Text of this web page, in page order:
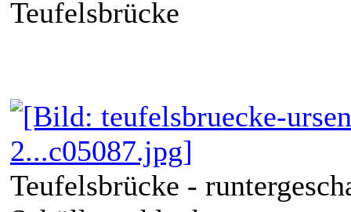
Teufelsbrücke
Teufelsbrücke -